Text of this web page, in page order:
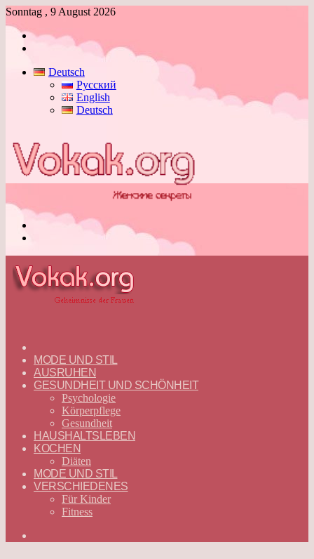
Sonntag , 9 August 2026
Anmelden
Deutsch
Русский
English
Deutsch
—
DEUTSCH
MODE UND STIL
AUSRUHEN
GESUNDHEIT UND SCHÖNHEIT
Psychologie
Körperpflege
Gesundheit
HAUSHALTSLEBEN
KOCHEN
Diäten
MODE UND STIL
VERSCHIEDENES
Für Kinder
Fitness